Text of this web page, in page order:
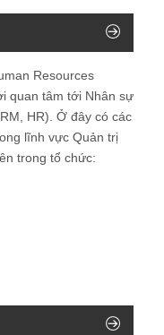
Resources
quan tâm tới Nhân sự
HR). Ở đây có các
lĩnh vực Quản trị
trong tổ chức: